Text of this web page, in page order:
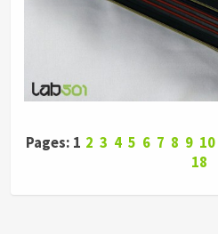
Pages: 1 2 3 4 5 6 7 8 9 10
18